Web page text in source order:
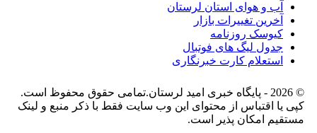
آب و هوای استان لرستان
آخرین تغییرات بازار
کیوسک روزنامه
جدول لیگ های فوتبال
استعلام کارت خبرنگاری
© 2026 - پایگاه خبری اميد لرستان.تمامی حقوق محفوظ است.
کپی یا اقتباس از محتوای این وب سایت فقط با ذکر منبع و لینک
مستقیم امکان پذیر است.